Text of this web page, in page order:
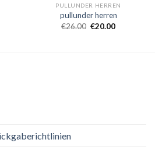
PULLUNDER HERREN
pullunder herren
€26.00 €20.00